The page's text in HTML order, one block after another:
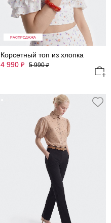
РАСПРОДАЖА
Корсетный топ из хлопка
4 990 ₽ 5 990₽